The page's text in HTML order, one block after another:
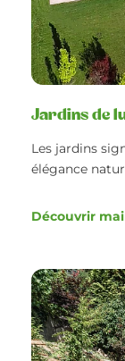
Jardins de
Les jardins
élégance
Découvrir